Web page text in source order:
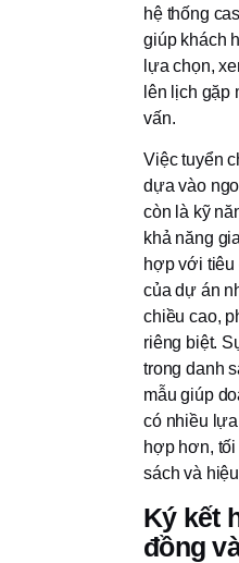
hệ thống
giúp khách
lựa chọn,
lên lịch gặp
vấn.
Việc tuyển
dựa vào
còn là kỹ
khả năng
hợp với tiêu
của dự án
chiều cao,
riêng biệt.
trong danh
mẫu giúp
có nhiều
hợp hơn,
sách và
Ký kết
đồng